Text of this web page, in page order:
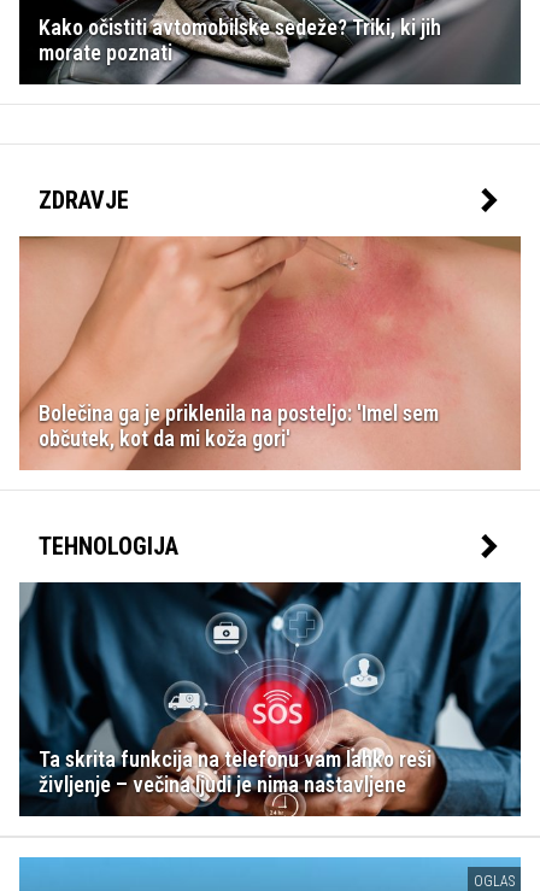
Kako očistiti avtomobilske sedeže? Triki, ki jih
morate poznati
ZDRAVJE
Bolečina ga je priklenila na posteljo: 'Imel sem
občutek, kot da mi koža gori'
TEHNOLOGIJA
Ta skrita funkcija na telefonu vam lahko reši
življenje – večina ljudi je nima nastavljene
OGLAS